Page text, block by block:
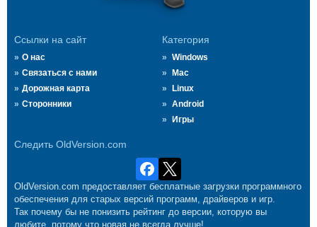
Ссылки на сайт
О нас
Связаться с нами
Дорожная карта
Сторонники
Категория
Windows
Mac
Linux
Android
Игры
Следить OldVersion.com
OldVersion.com предоставляет бесплатные загрузки программного
обеспечения для старых версий программ, драйверов и игр.
Так почему бы не понизить рейтинг до версии, которую вы
любите, потому что новая не всегда лучше!